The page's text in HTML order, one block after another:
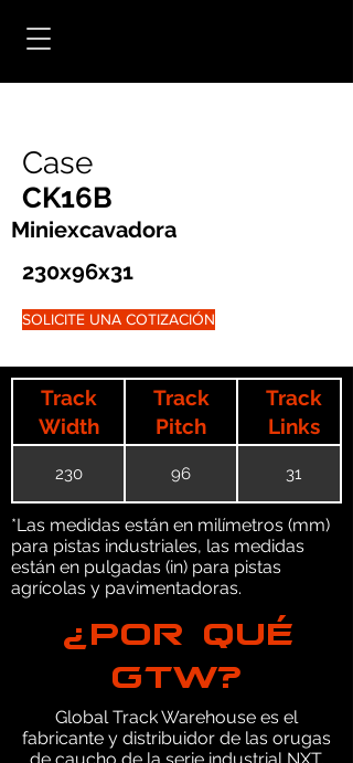
Case
CK16B
Miniexcavadora
230x96x31
SOLICITE UNA COTIZACIÓN
Track
Width
Track
Pitch
Track
Links
230 96 31
*Las medidas están en milímetros (mm)
para pistas industriales, las medidas
están en pulgadas (in) para pistas
agrícolas y pavimentadoras.
¿POR QUÉ
GTW?
Global Track Warehouse es el
fabricante y distribuidor de las orugas